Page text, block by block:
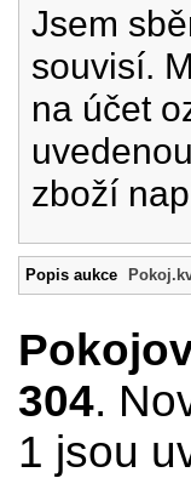
Jsem
souvisí.
na účet
zboží
Popis aukce
304.
1 jsou